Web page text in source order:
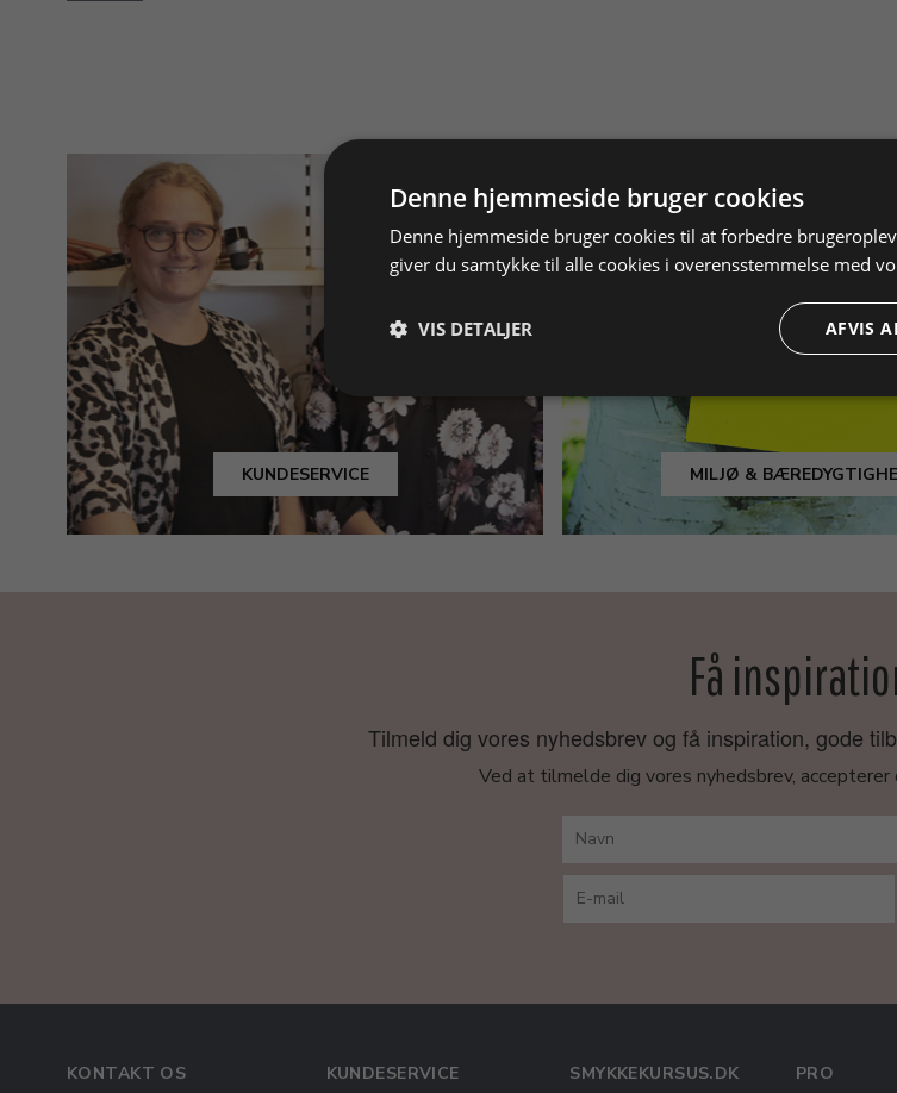
KUNDESERVICE MILJØ &
Få
Tilmeld dig vores nyhedsbrev og få inspiration, gode
Ved at tilmelde dig vores nyhedsbrev, accepterer
KONTAKT OS KUNDESERVICE SMYKKEKURSUS.DK PRO
Denne hjemmeside bruger cookies
Denne hjemmeside bruger cookies til at forbedre
giver du samtykke til alle cookies i overensstemmelse med
AFVIS
VIS DETALJER